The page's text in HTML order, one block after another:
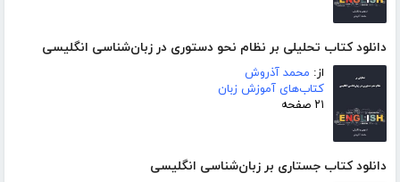
دانلود کتاب تحلیلی بر نظام نحو دستوری در زبان‌شناسی انگلیسی
از: محمد آذروش
کتاب‌های آموزش زبان
۲۱ صفحه
دانلود کتاب جستاری بر زبان‌شناسی انگلیسی